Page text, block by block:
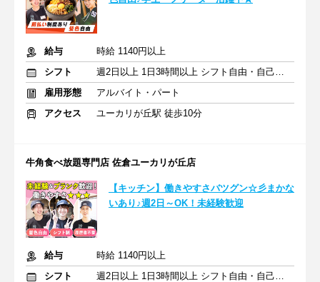
給与
時給 1140円以上
シフト
週2日以上 1日3時間以上 シフト自由・自己申告
雇用形態
アルバイト・パート
アクセス
ユーカリが丘駅 徒歩10分
牛角食べ放題専門店 佐倉ユーカリが丘店
【キッチン】働きやすさバツグン☆彡まかな
いあり♪週2日～OK！未経験歓迎
給与
時給 1140円以上
シフト
週2日以上 1日3時間以上 シフト自由・自己申告